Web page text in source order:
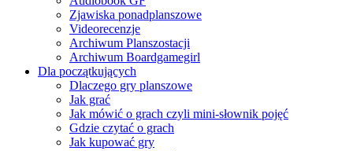
Zjawiska ponadplanszowe
Videorecenzje
Archiwum Planszostacji
Archiwum Boardgamegirl
Dla początkujących
Dlaczego gry planszowe
Jak grać
Jak mówić o grach czyli mini-słownik pojęć
Gdzie czytać o grach
Jak kupować gry